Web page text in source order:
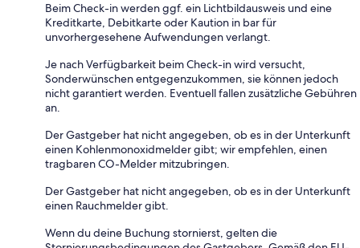
Beim Check-in werden ggf. ein Lichtbildausweis und eine
Kreditkarte, Debitkarte oder Kaution in bar für
unvorhergesehene Aufwendungen verlangt.
Je nach Verfügbarkeit beim Check-in wird versucht,
Sonderwünschen entgegenzukommen, sie können jedoch
nicht garantiert werden. Eventuell fallen zusätzliche Gebühren
an.
Der Gastgeber hat nicht angegeben, ob es in der Unterkunft
einen Kohlenmonoxidmelder gibt; wir empfehlen, einen
tragbaren CO-Melder mitzubringen.
Der Gastgeber hat nicht angegeben, ob es in der Unterkunft
einen Rauchmelder gibt.
Wenn du deine Buchung stornierst, gelten die